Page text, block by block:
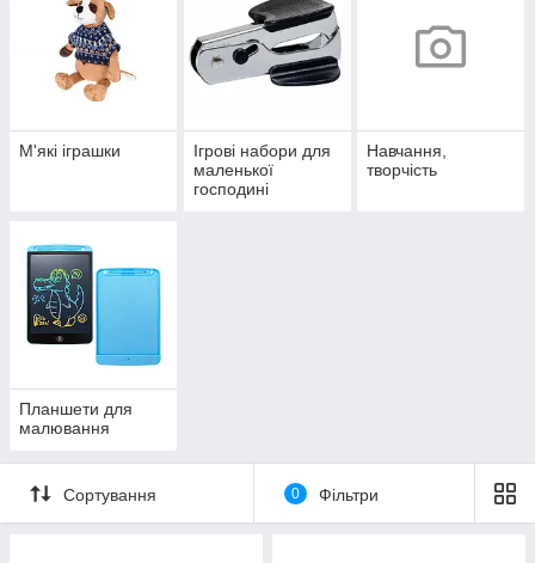
М'які іграшки
Ігрові набори для
маленької
господині
Навчання,
творчість
Планшети для
малювання
Сортування 0 Фільтри